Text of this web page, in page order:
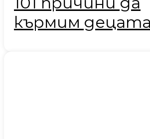
кърмим